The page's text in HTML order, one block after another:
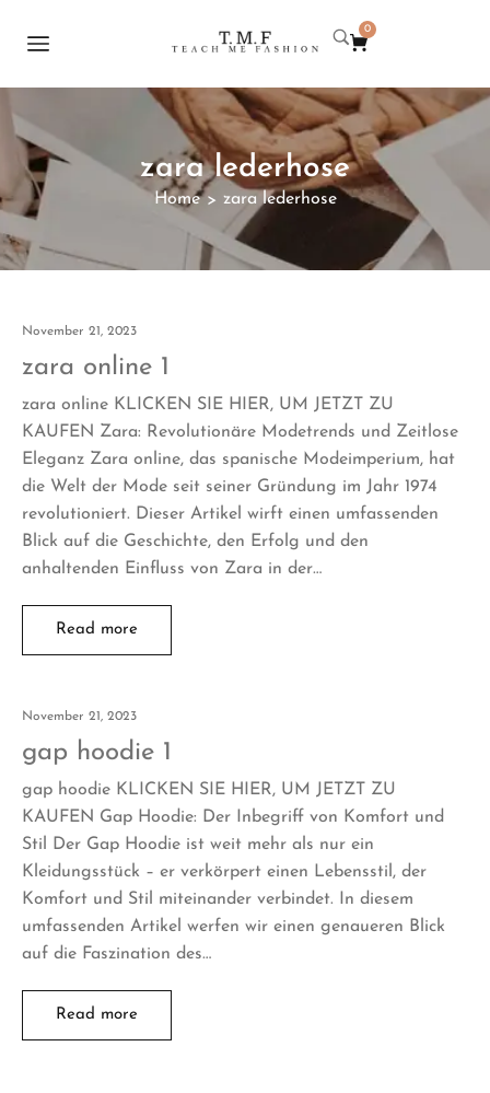
0
zara lederhose
Home > zara lederhose
November 21, 2023
zara online 1
zara online KLICKEN SIE HIER, UM JETZT ZU
KAUFEN Zara: Revolutionäre Modetrends und Zeitlose
Eleganz Zara online, das spanische Modeimperium, hat
die Welt der Mode seit seiner Gründung im Jahr 1974
revolutioniert. Dieser Artikel wirft einen umfassenden
Blick auf die Geschichte, den Erfolg und den
anhaltenden Einfluss von Zara in der…
Read more
November 21, 2023
gap hoodie 1
gap hoodie KLICKEN SIE HIER, UM JETZT ZU
KAUFEN Gap Hoodie: Der Inbegriff von Komfort und
Stil Der Gap Hoodie ist weit mehr als nur ein
Kleidungsstück – er verkörpert einen Lebensstil, der
Komfort und Stil miteinander verbindet. In diesem
umfassenden Artikel werfen wir einen genaueren Blick
auf die Faszination des…
Read more